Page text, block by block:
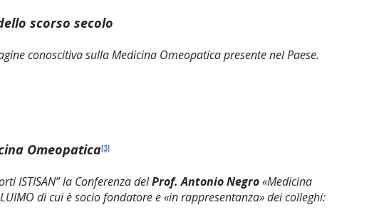
scorso secolo
conoscitiva sulla Medicina Omeopatica presente nel Paese.
Omeopatica[3]
ISTISAN” la Conferenza delProf. Antonio Negro«Medicina
di cui è socio fondatore e «in rappresentanza» dei colleghi: